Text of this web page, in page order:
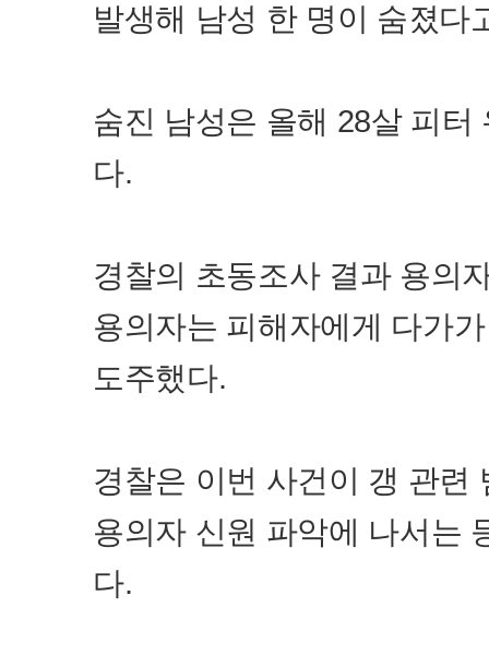
발생해 남성 한 명이 숨졌다
숨진 남성은 올해 28살 피터
다.
경찰의 초동조사 결과 용의
용의자는 피해자에게 다가
도주했다.
경찰은 이번 사건이 갱 관련
용의자 신원 파악에 나서는
다.